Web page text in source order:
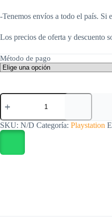
-Tenemos envíos a todo el país. Si
Los precios de oferta y descuento
Método de pago
Control
PS5
original
nuevo
SKU: N/D Categoría: Playstation